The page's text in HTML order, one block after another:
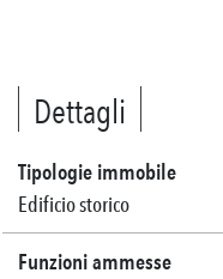
Dettagli
Tipologie immobile
Edificio storico
Funzioni ammesse